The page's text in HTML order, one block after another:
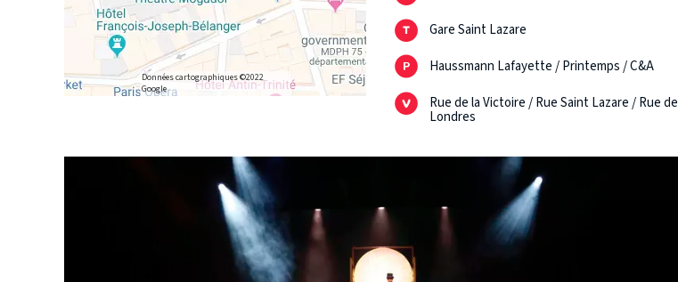
Données cartographiques ©2022
Google
Gare Saint Lazare
Haussmann Lafayette / Printemps / C&A
Rue de la Victoire / Rue Saint Lazare / Rue de
Londres